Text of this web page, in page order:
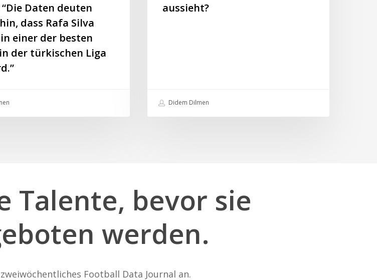
“Die Daten deuten
dass Rafa Silva
einer der besten
der türkischen Liga
aussieht?
Didem Dilmen
Talente, bevor sie
werden.
Football Data Journal an.